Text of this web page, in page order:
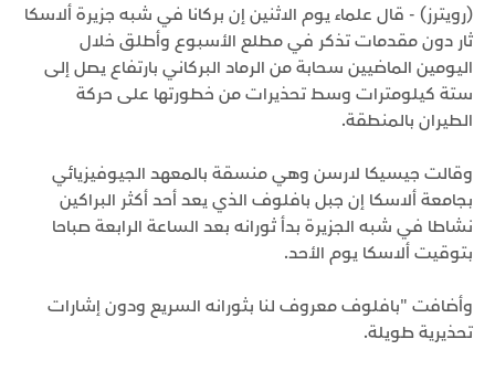
(رويترز) - قال علماء يوم الاثنين إن بركانا في شبه جزيرة ألاسكا
ثار دون مقدمات تذكر في مطلع الأسبوع وأطلق خلال
اليومين الماضيين سحابة من الرماد البركاني بارتفاع يصل إلى
ستة كيلومترات وسط تحذيرات من خطورتها على حركة
الطيران بالمنطقة.
وقالت جيسيكا لارسن وهي منسقة بالمعهد الجيوفيزيائي
بجامعة ألاسكا إن جبل بافلوف الذي يعد أحد أكثر البراكين
نشاطا في شبه الجزيرة بدأ ثورانه بعد الساعة الرابعة صباحا
بتوقيت ألاسكا يوم الأحد.
وأضافت "بافلوف معروف لنا بثورانه السريع ودون إشارات
تحذيرية طويلة.